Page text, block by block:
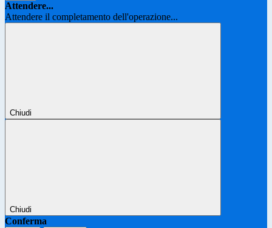
Attendere...
Attendere il completamento dell'operazione...
Chiudi
Chiudi
Conferma